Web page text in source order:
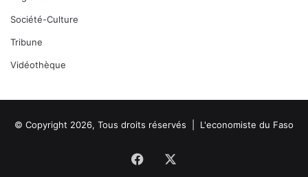
Société-Culture
Tribune
Vidéothèque
© Copyright 2026, Tous droits réservés | L'economiste du Faso
Facebook